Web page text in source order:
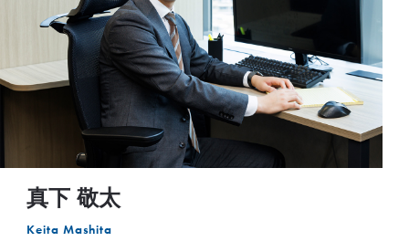
真下 敬太
Keita Mashita